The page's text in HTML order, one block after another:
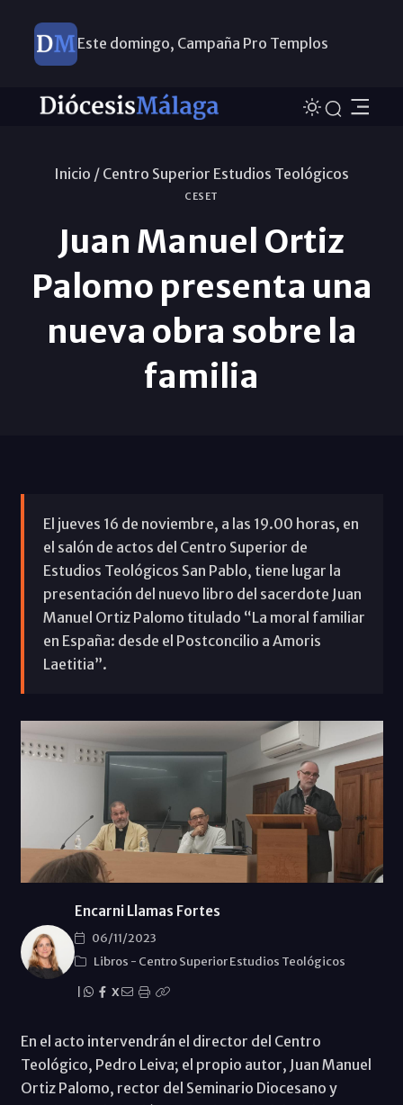
Este domingo, Campaña Pro Templos
Inicio / Centro Superior Estudios Teológicos
CESET
Juan Manuel Ortiz
Palomo presenta una
nueva obra sobre la
familia
El jueves 16 de noviembre, a las 19.00 horas, en
el salón de actos del Centro Superior de
Estudios Teológicos San Pablo, tiene lugar la
presentación del nuevo libro del sacerdote Juan
Manuel Ortiz Palomo titulado “La moral familiar
en España: desde el Postconcilio a Amoris
Laetitia”.
Encarni Llamas Fortes
06/11/2023
Libros - Centro Superior Estudios Teológicos
X
En el acto intervendrán el director del Centro
Teológico, Pedro Leiva; el propio autor, Juan Manuel
Ortiz Palomo, rector del Seminario Diocesano y